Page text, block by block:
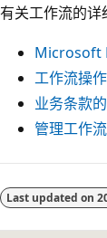
有关工作流的详
Microsoft
工作流操
业务条款
管理工作
Last updated on